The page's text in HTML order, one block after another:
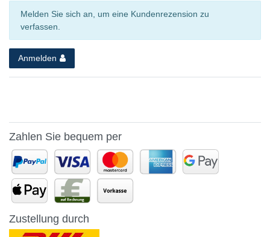
Melden Sie sich an, um eine Kundenrezension zu
verfassen.
Anmelden
Zahlen Sie bequem per
Zustellung durch